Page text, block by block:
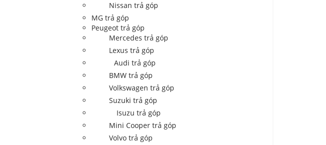
Nissan trả góp
MG trả góp
Peugeot trả góp
Mercedes trả góp
Lexus trả góp
Audi trả góp
BMW trả góp
Volkswagen trả góp
Suzuki trả góp
Isuzu trả góp
Mini Cooper trả góp
Volvo trả góp